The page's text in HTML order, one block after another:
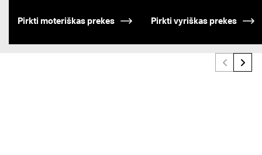
Pirkti moteriškas prekes Pirkti vyriškas prekes